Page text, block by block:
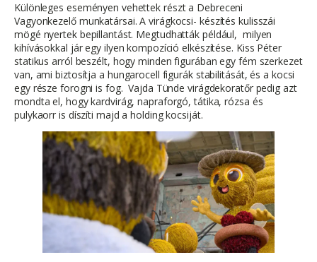
Különleges eseményen vehettek részt a Debreceni
Vagyonkezelő munkatársai. A virágkocsi- készítés kulisszái
mögé nyertek bepillantást. Megtudhatták például, milyen
kihívásokkal jár egy ilyen kompozíció elkészítése. Kiss Péter
statikus arról beszélt, hogy minden figurában egy fém szerkezet
van, ami biztosítja a hungarocell figurák stabilitását, és a kocsi
egy része forogni is fog. Vajda Tünde virágdekoratőr pedig azt
mondta el, hogy kardvirág, napraforgó, tátika, rózsa és
pulykaorr is díszíti majd a holding kocsiját.